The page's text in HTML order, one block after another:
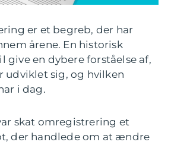
er et begreb, der har
årene. En historisk
give en dybere forståelse af,
udviklet sig, og hvilken
i dag.
skat omregistrering et
der handlede om at ændre